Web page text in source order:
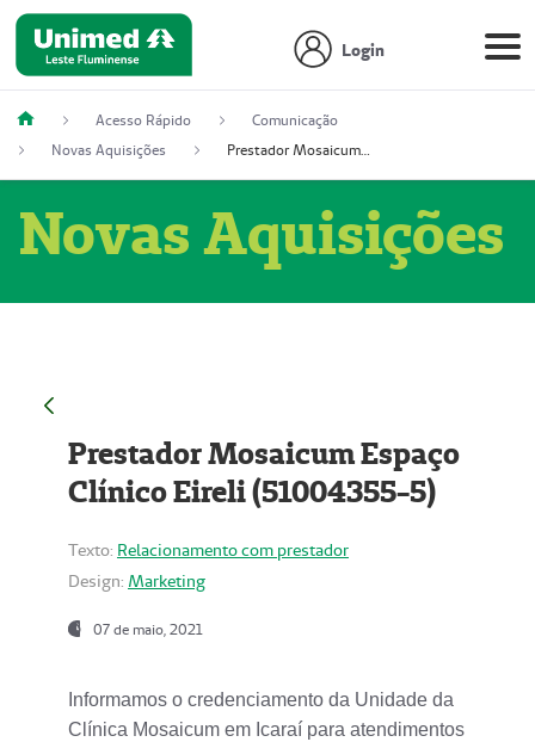
Login
Acesso Rápido
Comunicação
Novas Aquisições
Prestador Mosaicum Espaço Clínico Eireli (51004355-5)
Novas Aquisições
Prestador Mosaicum Espaço
Clínico Eireli (51004355-5)
Texto: Relacionamento com prestador
Design: Marketing
07 de maio, 2021
Informamos o credenciamento da Unidade da
Clínica Mosaicum em Icaraí para atendimentos